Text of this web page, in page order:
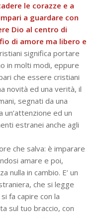
le corazze e a
a guardare con
Dio al centro di
di amore ma libero e
significa portare
in molti modi, eppure
che essere cristiani
novità ed una verità, il
segnati da una
un’attenzione ed un
estranei anche agli
che salva: è imparare
amare e poi,
nulla in cambio. E’ un
che si legge
fa capire con la
sul tuo braccio, con